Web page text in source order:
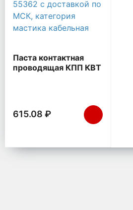
Паста контактная
проводящая КПП КВТ
615.08 ₽